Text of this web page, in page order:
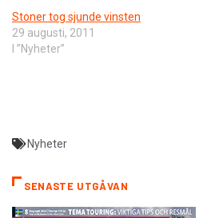
Stoner tog sjunde vinsten
29 augusti, 2011
I ”Nyheter”
Nyheter
SENASTE UTGÅVAN